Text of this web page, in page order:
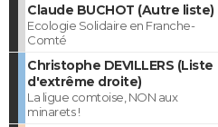
Claude BUCHOT (Autre liste)
Ecologie Solidaire en Franche-
Comté
Christophe DEVILLERS (Liste
d'extrême droite)
La ligue comtoise, NON aux
minarets !